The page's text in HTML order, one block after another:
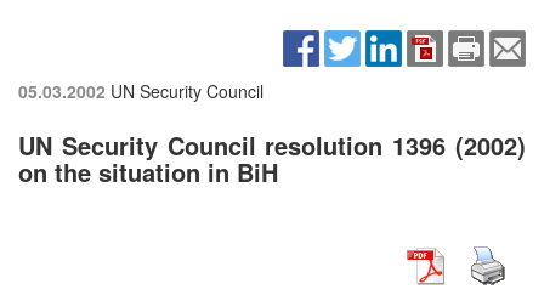
05.03.2002 UN Security Council
UN Security Council resolution 1396 (2002)
on the situation in BiH